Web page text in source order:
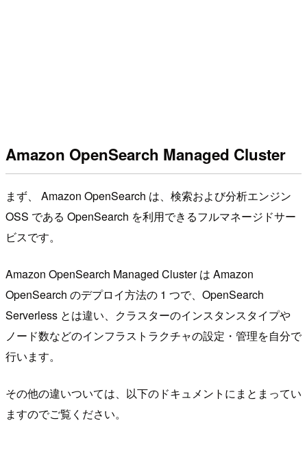
Amazon OpenSearch Managed Cluster
まず、 Amazon OpenSearch は、検索および分析エンジン
OSS である OpenSearch を利用できるフルマネージドサー
ビスです。
Amazon OpenSearch Managed Cluster は Amazon
OpenSearch のデプロイ方法の 1 つで、OpenSearch
Serverless とは違い、クラスターのインスタンスタイプや
ノード数などのインフラストラクチャの設定・管理を自分で
行います。
その他の違いついては、以下のドキュメントにまとまってい
ますのでご覧ください。